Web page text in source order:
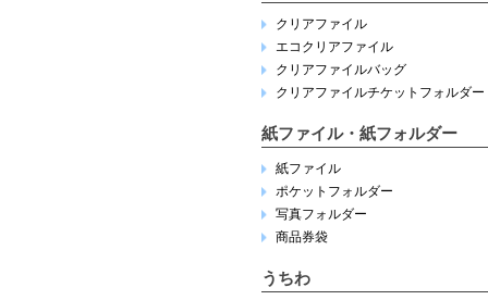
クリアファイル
エコクリアファイル
クリアファイルバッグ
クリアファイルチケットフォルダー
紙ファイル・紙フォルダー
紙ファイル
ポケットフォルダー
写真フォルダー
商品券袋
うちわ